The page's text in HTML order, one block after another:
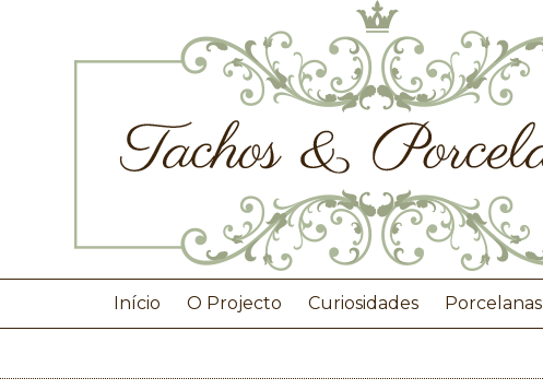
Início O Projecto Curiosidades Porcelanas